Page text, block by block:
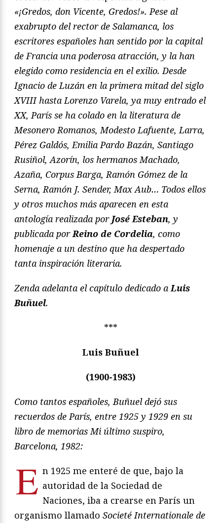
«¡Gredos, don Vicente, Gredos!». Pese al
exabrupto del rector de Salamanca, los
escritores españoles han sentido por la capital
de Francia una poderosa atracción, y la han
elegido como residencia en el exilio. Desde
Ignacio de Luzán en la primera mitad del siglo
XVIII hasta Lorenzo Varela, ya muy entrado el
XX, París se ha colado en la literatura de
Mesonero Romanos, Modesto Lafuente, Larra,
Pérez Galdós, Emilia Pardo Bazán, Santiago
Rusiñol, Azorín, los hermanos Machado,
Azaña, Corpus Barga, Ramón Gómez de la
Serna, Ramón J. Sender, Max Aub… Todos ellos
y otros muchos más aparecen en esta
antología realizada por José Esteban, y
publicada porReino de Cordelia, como
homenaje a un destino que ha despertado
tanta inspiración literaria.
Zenda adelanta el capítulo dedicado aLuis
Buñuel.
***
Luis Buñuel
(1900-1983)
Como tantos españoles, Buñuel dejó sus
recuerdos de París, entre 1925 y 1929 en su
libro de memorias Mi último suspiro,
Barcelona, 1982:
E n 1925 me enteré de que, bajo la
autoridad de la Sociedad de
Naciones, iba a crearse en París un
organismo llamado Societé Internationale de